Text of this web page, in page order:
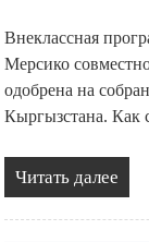
Внеклассная
Мерсико
одобрена на
Кыргызстана. Как
Читать далее